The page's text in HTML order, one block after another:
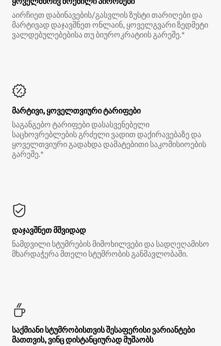
აირჩიეთ დაბინავების/გასვლის ზუსტი თარიღები და
მარტივად დაჯავშნეთ ონლაინ, ყოველგვარი ზედმეტი
ვალდებულებებისა თუ ბიუროკრატიის გარეშე.*
მარტივი, ყოველთვიური ტარიფები
საგანგებო ტარიფები დასასვენებელი
საცხოვრებლების გრძელი ვადით დაქირავებაზე და
ყოველთვიური გადახდა დამატებითი საკომისიოების
გარეშე.*
დაჯავშნეთ მშვიდად
ნამდვილი სტუმრების მიმოხილვები და სადღეღამისო
მხარდაჭერა მთელი სტუმრობის განმავლობაში.
საქმიანი სტუმრობისთვის შესაფერისი ვარიანტები
მათთვის, ვინც დისტანციურად მუშაობს